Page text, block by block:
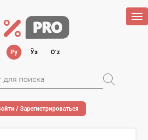
Ру Ўз Oʻz
/ Зарегистрироваться